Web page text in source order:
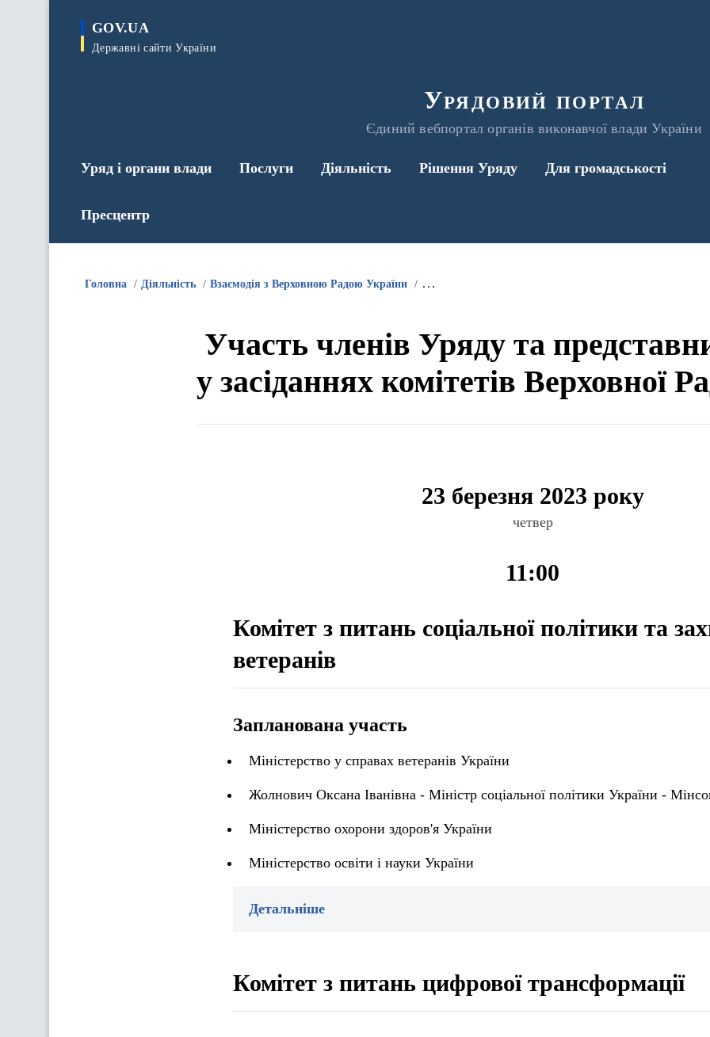
GOV.UA
Державні сайти України
Урядовий портал
Єдиний вебпортал органів виконавчої влади України
Уряд і органи влади Послуги Діяльність Рішення Уряду Для громадськості
Пресцентр
Головна Діяльність Взаємодія з Верховною Радою України Інформація про участь членів Уряду та представників
Участь членів Уряду та
у засіданнях комітетів Верховної
23 березня 2023 року
четвер
11:00
Комітет з питань соціальної політики та
ветеранів
Запланована участь
Міністерство у справах ветеранів України
Жолнович Оксана Іванівна - Міністр соціальної політики України -
Міністерство охорони здоров'я України
Міністерство освіти і науки України
Детальніше
Комітет з питань цифрової трансформації